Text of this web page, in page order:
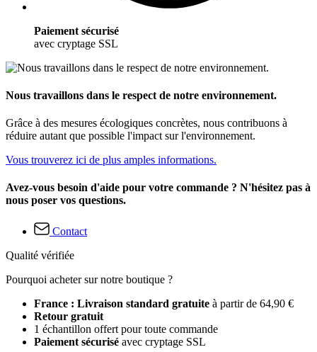
Paiement sécurisé
avec cryptage SSL
Nous travaillons dans le respect de notre environnement.
Grâce à des mesures écologiques concrètes, nous contribuons à
réduire autant que possible l'impact sur l'environnement.
Vous trouverez ici de plus amples informations.
Avez-vous besoin d'aide pour votre commande ? N'hésitez pas à
nous poser vos questions.
Contact
Qualité vérifiée
Pourquoi acheter sur notre boutique ?
France : Livraison standard gratuite à partir de 64,90 €
Retour gratuit
1 échantillon offert pour toute commande
Paiement sécurisé avec cryptage SSL